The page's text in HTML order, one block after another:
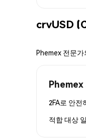
crvUSD
Phemex 전문가
2FA로 안전
적합 대상